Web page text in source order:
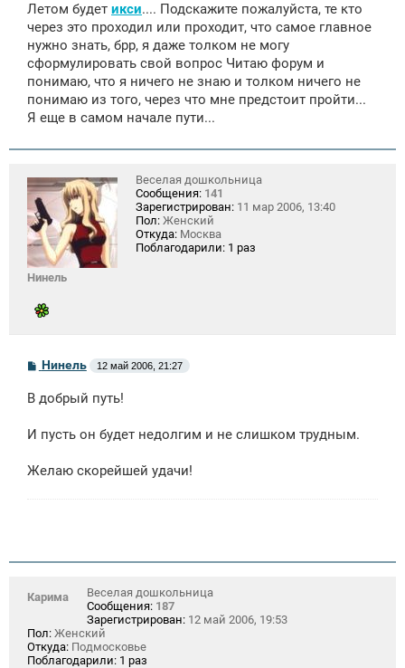
н
и
Летом будет икси.... Подскажите пожалуйста, те кто
через это проходил или проходит, что самое главное
нужно знать, брр, я даже толком не могу
сформулировать свой вопрос Читаю форум и
понимаю, что я ничего не знаю и толком ничего не
понимаю из того, через что мне предстоит пройти...
Я еще в самом начале пути...
Нинель
Веселая дошкольница
Сообщения: 141
Зарегистрирован: 11 мар 2006, 13:40
Пол: Женский
Откуда: Москва
Поблагодарили: 1 раз
С
б
н
е
Нинель 12 май 2006, 21:27
В добрый путь!
И пусть он будет недолгим и не слишком трудным.
Желаю скорейшей удачи!
Карима
Веселая дошкольница
Сообщения: 187
Зарегистрирован: 12 май 2006, 19:53
Пол: Женский
Откуда: Подмосковье
Поблагодарили: 1 раз